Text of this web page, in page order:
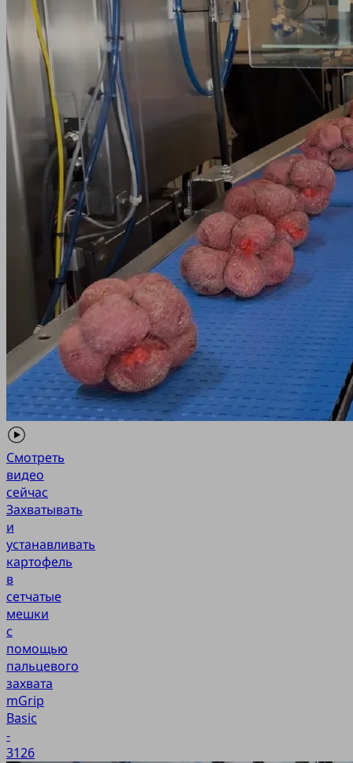
Смотреть
видео
сейчас
Захватывать
и
устанавливать
картофель
в
сетчатые
мешки
с
помощью
пальцевого
захвата
mGrip
Basic
-
3126